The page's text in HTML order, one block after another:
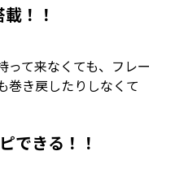
！！
って来なくても、フレー
巻き戻したりしなくて
できる！！